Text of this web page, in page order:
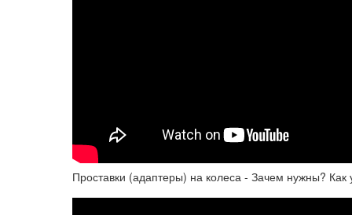
Проставки (адаптеры) на колеса - Зачем нужны? Как